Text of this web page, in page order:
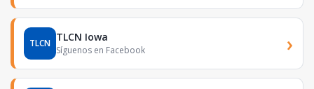
TLCN TLCN Iowa
Síguenos en Facebook ›